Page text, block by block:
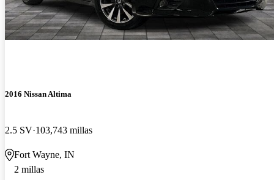
2016 Nissan Altima
2.5 SV 103,743 millas
Fort Wayne, IN
2 millas